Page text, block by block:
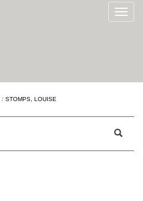
STOMPS, LOUISE